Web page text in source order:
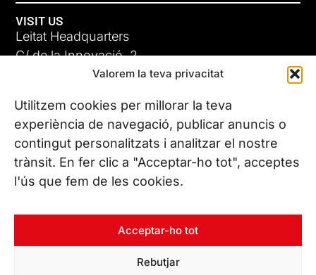
Valorem la teva privacitat
Utilitzem cookies per millorar la teva
experiència de navegació, publicar anuncis o
contingut personalitzats i analitzar el nostre
trànsit. En fer clic a "Acceptar-ho tot", acceptes
l'ús que fem de les cookies.
Acceptar-ho tot
Rebutjar
VISIT US
Leitat Headquarters
C/ de la Innovació, 2
08225 Terrassa, (Barcelona)
All our offices
CONTACT US
Phone. (+34) 937 882 300